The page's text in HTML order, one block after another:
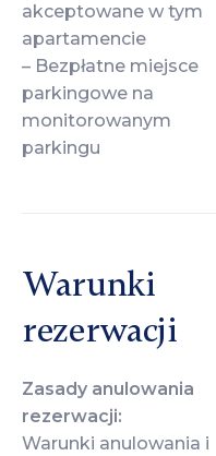
akceptowane w tym
apartamencie
– Bezpłatne miejsce
parkingowe na
monitorowanym
parkingu
Warunki
rezerwacji
Zasady anulowania
rezerwacji:
Warunki anulowania i